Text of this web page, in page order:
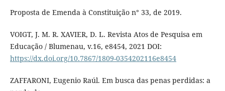
Proposta de Emenda à Constituição n° 33, de 2019.
VOIGT, J. M. R. XAVIER, D. L. Revista Atos de Pesquisa em
Educação / Blumenau, v.16, e8454, 2021 DOI:
https://dx.doi.org/10.7867/1809-0354202116e8454
ZAFFARONI, Eugenio Raúl. Em busca das penas perdidas: a